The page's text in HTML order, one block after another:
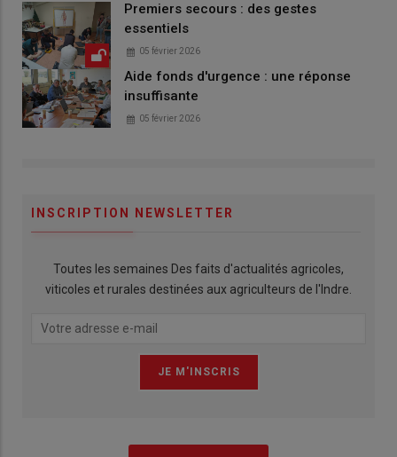
Premiers secours : des gestes
essentiels
05 février 2026
Aide fonds d'urgence : une réponse
insuffisante
05 février 2026
INSCRIPTION NEWSLETTER
Toutes les semaines Des faits d'actualités agricoles,
viticoles et rurales destinées aux agriculteurs de l'Indre.